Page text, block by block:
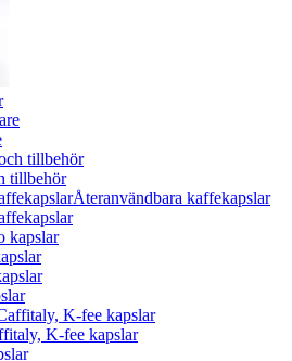
tillbehör
Återanvändbara kaffekapslar
K-fee kapslar